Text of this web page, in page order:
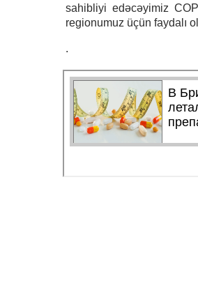
sahibliyi edəcəyimiz
regionumuz üçün faydalı
.